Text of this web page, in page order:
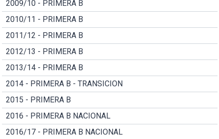
2009/10 - PRIMERA B
2010/11 - PRIMERA B
2011/12 - PRIMERA B
2012/13 - PRIMERA B
2013/14 - PRIMERA B
2014 - PRIMERA B - TRANSICION
2015 - PRIMERA B
2016 - PRIMERA B NACIONAL
2016/17 - PRIMERA B NACIONAL